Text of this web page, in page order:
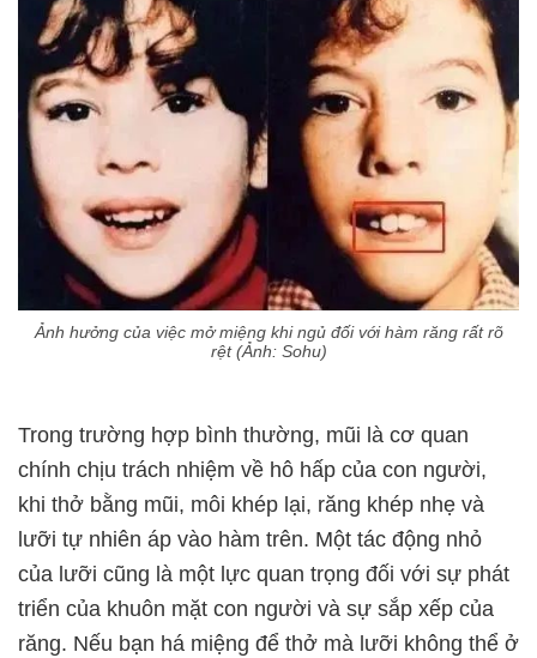
Ảnh hưởng của việc mở miệng khi ngủ đối với hàm răng rất rõ
rệt (Ảnh: Sohu)
Trong trường hợp bình thường, mũi là cơ quan
chính chịu trách nhiệm về hô hấp của con người,
khi thở bằng mũi, môi khép lại, răng khép nhẹ và
lưỡi tự nhiên áp vào hàm trên. Một tác động nhỏ
của lưỡi cũng là một lực quan trọng đối với sự phát
triển của khuôn mặt con người và sự sắp xếp của
răng. Nếu bạn há miệng để thở mà lưỡi không thể ở